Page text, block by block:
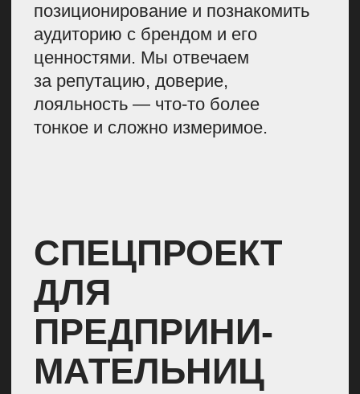
бизнес-проектов. На старте
команда определила цели, которых
хотела достичь.
После утверждения идеи
мы выделили рабочую группу.
Проект был масштабным, поэтому
и группа тоже собралась
немаленькая. Над проектом
работали 9 команд:
PR;